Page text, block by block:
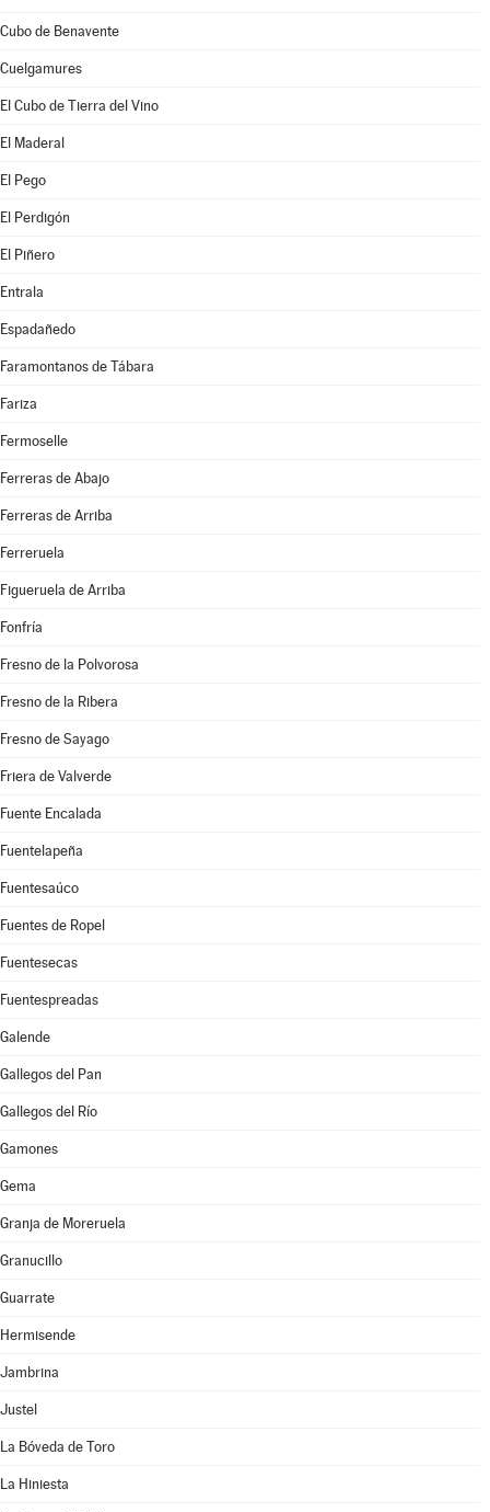
Cubo de Benavente
Cuelgamures
El Cubo de Tierra del Vino
El Maderal
El Pego
El Perdigón
El Piñero
Entrala
Espadañedo
Faramontanos de Tábara
Fariza
Fermoselle
Ferreras de Abajo
Ferreras de Arriba
Ferreruela
Figueruela de Arriba
Fonfría
Fresno de la Polvorosa
Fresno de la Ribera
Fresno de Sayago
Friera de Valverde
Fuente Encalada
Fuentelapeña
Fuentesaúco
Fuentes de Ropel
Fuentesecas
Fuentespreadas
Galende
Gallegos del Pan
Gallegos del Río
Gamones
Gema
Granja de Moreruela
Granucillo
Guarrate
Hermisende
Jambrina
Justel
La Bóveda de Toro
La Hiniesta